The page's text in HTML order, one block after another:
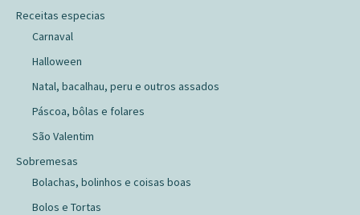
Receitas especias
Carnaval
Halloween
Natal, bacalhau, peru e outros assados
Páscoa, bôlas e folares
São Valentim
Sobremesas
Bolachas, bolinhos e coisas boas
Bolos e Tortas